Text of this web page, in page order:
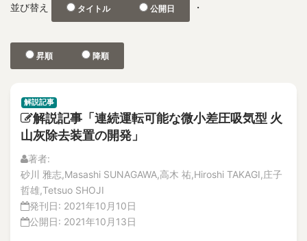
360-degree camera
3D nonlinear FEM
3D photographic measurement
3D shape test object
3DAP
a concrete wall
A through hole for passing piping
A-FNS
Abnormal Behavior of Plant Parameters
論文
Vol.21
No.3
論文
解説記事
論文
解説記事
特集記事
No.1
並び替え タイトル 公開日 ・
昇順 降順
解説記事
解説記事「連続運転可能な微小差圧吸気型 火
山灰除去装置の開発」
著者:
砂川 雅志,Masashi SUNAGAWA,高木 祐,Hiroshi TAKAGI,庄子
哲雄,Tetsuo SHOJI
発刊日: 2021年10月10日
公開日: 2021年10月13日